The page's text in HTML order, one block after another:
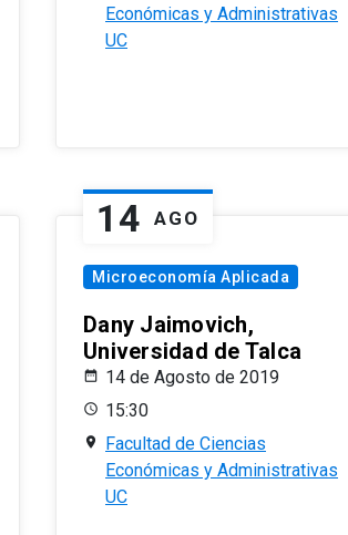
Económicas y Administrativas
UC
14 AGO
Microeconomía Aplicada
Dany Jaimovich,
Universidad de Talca
14 de Agosto de 2019
15:30
Facultad de Ciencias
Económicas y Administrativas
UC